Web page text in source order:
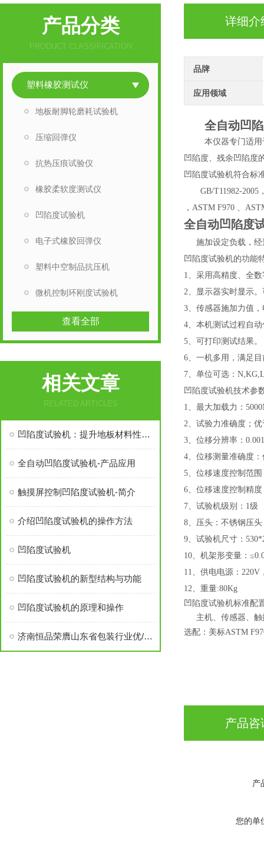
详细介
品牌
应用领域
全自动凹
本仪器专门适
凹陷度、残余凹陷度
凹陷度试验机符合标
GB/T11982-2005
，ASTM F970 、
全自动凹陷度
施加设定负载，
凹陷度试验机的功能
1、采用高精度、全
2、显示器实时显示
3、 传感器施加力值
4、 本机测试过程自
5、 可打印测试结果。
6、一机多用，满足
7、单位可选：
凹陷度试验机技术参
1、最大加载力：
2、试验力准确度；
3、位移分辨率：
4、位移测量准确度
5、位移速度控制范围
6、位移速度控制精
7、试验机级别：1级
8、 压头：不锈钢压头
9、试验机尺寸：
10、机架形变量：
11、 供电电源： 220V
12、 重量:80Kg
凹陷度试验机标准配
主机、传感器、
选配：美标ASTM F
产品咨
产
您的单
产品分类
PRODUCT CLASSIFICATION
塑料橡胶测试仪
地板耐脚轮磨耗试验机
压缩回弹仪
抗热压痕试验仪
橡胶柔软度测试仪
凹陷度试验机
电子式橡胶回弹仪
塑料中空制品抗压机
微机控制环刚度试验机
查看全部
相关文章
RELATED ARTICLES
凹陷度试验机：提升地板材料性能的关键
全自动凹陷度试验机-产品应用
触摸屏控制凹陷度试验机-简介
介绍凹陷度试验机的操作方法
凹陷度试验机
凹陷度试验机的新型结构与功能
凹陷度试验机的原理和操作
济南恒品荣膺山东省包装行业优/秀成长性企业称号